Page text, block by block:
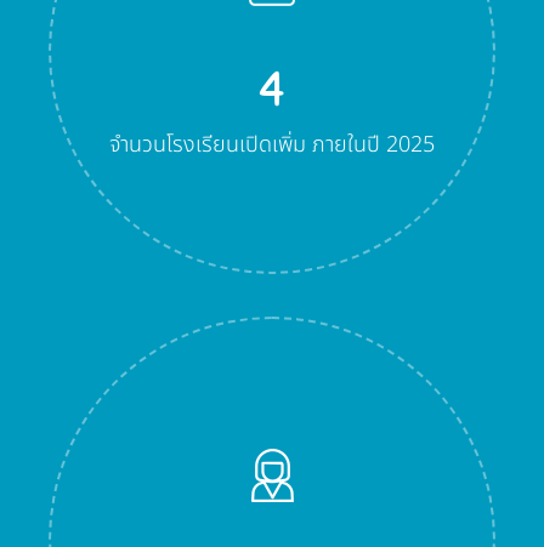
4
จำนวนโรงเรียนเปิดเพิ่ม ภายในปี 2025